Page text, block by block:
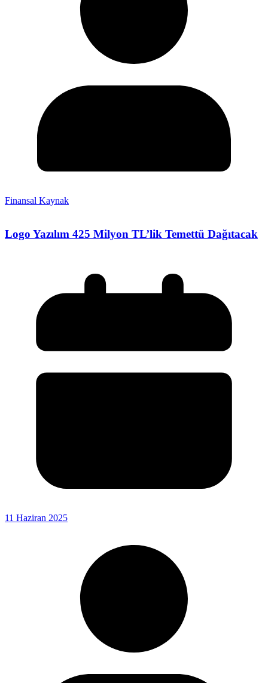
Finansal Kaynak
Logo Yazılım 425 Milyon TL’lik Temettü Dağıtacak
11 Haziran 2025